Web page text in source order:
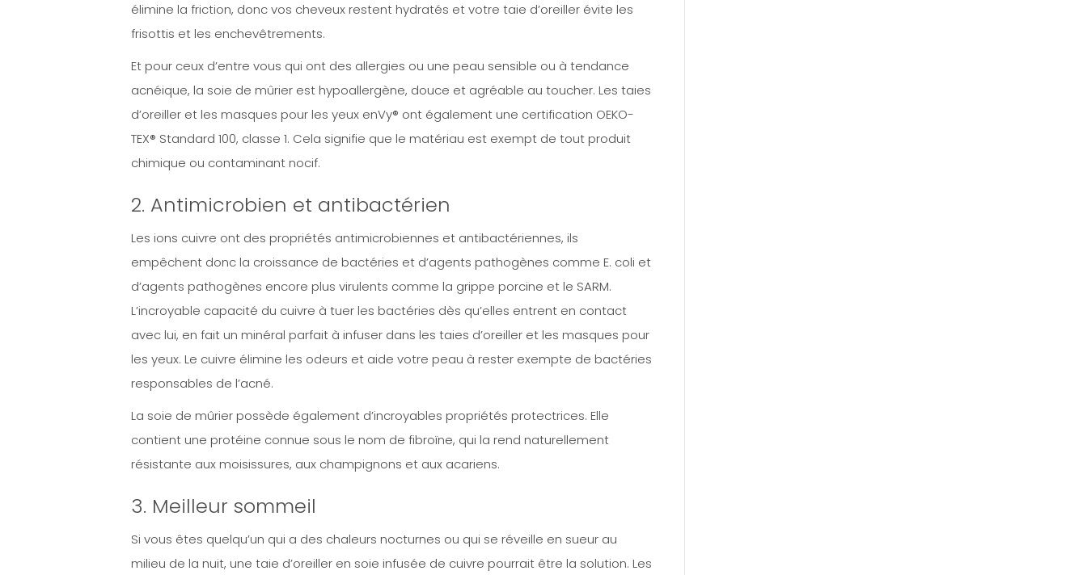
élimine la friction, donc vos cheveux restent hydratés et votre taie d’oreiller évite les
frisottis et les enchevêtrements.
Et pour ceux d’entre vous qui ont des allergies ou une peau sensible ou à tendance
acnéique, la soie de mûrier est hypoallergène, douce et agréable au toucher. Les taies
d’oreiller et les masques pour les yeux enVy® ont également une certification OEKO-
TEX® Standard 100, classe 1. Cela signifie que le matériau est exempt de tout produit
chimique ou contaminant nocif.
2. Antimicrobien et antibactérien
Les ions cuivre ont des propriétés antimicrobiennes et antibactériennes, ils
empêchent donc la croissance de bactéries et d’agents pathogènes comme E. coli et
d’agents pathogènes encore plus virulents comme la grippe porcine et le SARM.
L’incroyable capacité du cuivre à tuer les bactéries dès qu’elles entrent en contact
avec lui, en fait un minéral parfait à infuser dans les taies d’oreiller et les masques pour
les yeux. Le cuivre élimine les odeurs et aide votre peau à rester exempte de bactéries
responsables de l’acné.
La soie de mûrier possède également d’incroyables propriétés protectrices. Elle
contient une protéine connue sous le nom de fibroïne, qui la rend naturellement
résistante aux moisissures, aux champignons et aux acariens.
3. Meilleur sommeil
Si vous êtes quelqu’un qui a des chaleurs nocturnes ou qui se réveille en sueur au
milieu de la nuit, une taie d’oreiller en soie infusée de cuivre pourrait être la solution. Les